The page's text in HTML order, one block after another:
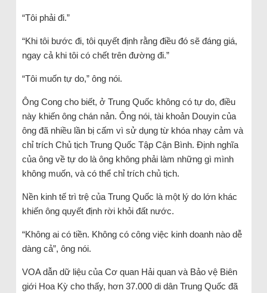
“Tôi phải đi.”
“Khi tôi bước đi, tôi quyết định rằng điều đó sẽ đáng giá,
ngay cả khi tôi có chết trên đường đi.”
“Tôi muốn tự do,” ông nói.
Ông Cong cho biết, ở Trung Quốc không có tự do, điều
này khiến ông chán nản. Ông nói, tài khoản Douyin của
ông đã nhiều lần bị cấm vì sử dụng từ khóa nhạy cảm và
chỉ trích Chủ tịch Trung Quốc Tập Cận Bình. Định nghĩa
của ông về tự do là ông không phải làm những gì mình
không muốn, và có thể chỉ trích chủ tịch.
Nền kinh tế trì trệ của Trung Quốc là một lý do lớn khác
khiến ông quyết định rời khỏi đất nước.
“Không ai có tiền. Không có công việc kinh doanh nào dễ
dàng cả”, ông nói.
VOA dẫn dữ liệu của Cơ quan Hải quan và Bảo vệ Biên
giới Hoa Kỳ cho thấy, hơn 37.000 di dân Trung Quốc đã